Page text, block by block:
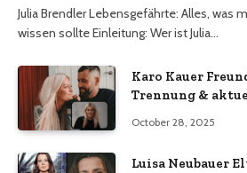
Julia Brendler Lebensgefährte: Alles, was
wissen sollte Einleitung: Wer ist Julia…
Karo Kauer
Trennung &
October 28, 2025
Luisa Neubauer